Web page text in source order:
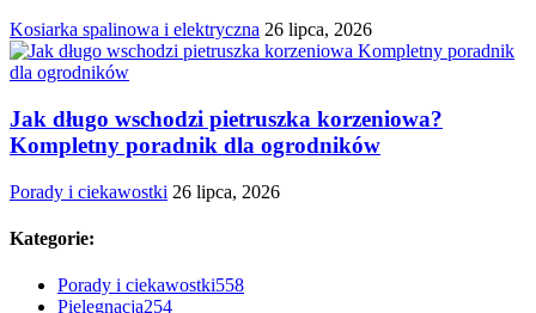
Kosiarka spalinowa i elektryczna 26 lipca, 2026
Jak długo wschodzi pietruszka korzeniowa?
Kompletny poradnik dla ogrodników
Porady i ciekawostki 26 lipca, 2026
Kategorie:
Porady i ciekawostki558
Pielęgnacja254